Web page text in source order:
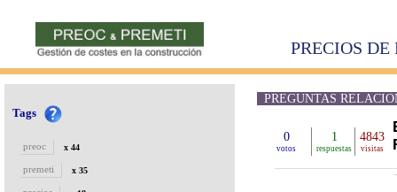
PRECIOS
Tags
preoc x 44
premeti x 35
PREGUNTAS
0
votos
1
respuestas
4843
visitas